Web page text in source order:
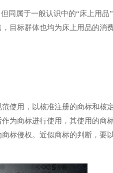
同属于一般认识中的“床上用品
目标群体也均为床上用品的消
使用，以核准注册的商标和核
为商标进行使用，其使用的商
标侵权。近似商标的判断，要